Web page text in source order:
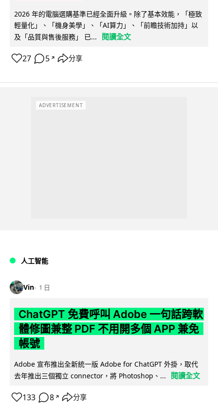
2026 年的電腦選購基準已經全面升級。除了基本效能，「極致
輕量化」、「機身美學」、「AI算力」、「前瞻技術加持」以
及「品質與售後服務」 已...
閱讀全文
27 5 ↗ 分享
ADVERTISEMENT
人工智能
Vin 1 日
ChatGPT 免費呼叫 Adobe 一句話跨軟
體修圖兼整 PDF 不用開多個 APP 兼免
帳號
Adobe 宣布推出全新統一版 Adobe for ChatGPT 外掛，取代
去年推出三個獨立 connector，將 Photoshop、...
閱讀全文
133 8 ↗ 分享